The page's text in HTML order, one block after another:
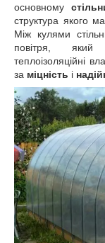
основному
структура якого
Між кулями
повітря, який
теплоізоляційні
за міцність і